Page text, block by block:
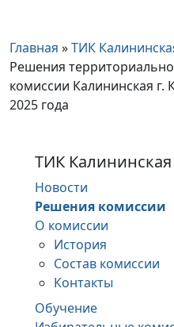
Главная »ТИК
Решения
комиссии Калининская г.
2025 года
ТИК Калининская
Новости
Решения комиссии
О комиссии
История
Состав комиссии
Контакты
Обучение